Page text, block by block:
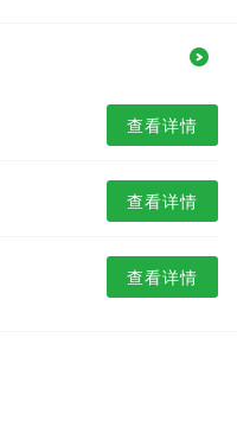
查看详情
查看详情
查看详情